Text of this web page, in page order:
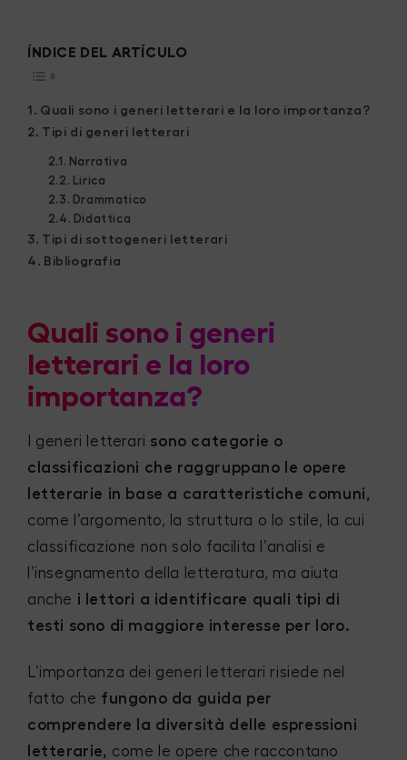
ÍNDICE DEL ARTÍCULO
Quali sono i generi letterari e la loro importanza?
Tipi di generi letterari
Narrativa
Lirica
Drammatico
Didattica
Tipi di sottogeneri letterari
Bibliografia
Quali sono i generi
letterari e la loro
importanza?
I generi letterari sono categorie o
classificazioni che raggruppano le opere
letterarie in base a caratteristiche comuni,
come l’argomento, la struttura o lo stile, la cui
classificazione non solo facilita l’analisi e
l’insegnamento della letteratura, ma aiuta
anche i lettori a identificare quali tipi di
testi sono di maggiore interesse per loro.
L’importanza dei generi letterari risiede nel
fatto che fungono da guida per
comprendere la diversità delle espressioni
letterarie, come le opere che raccontano